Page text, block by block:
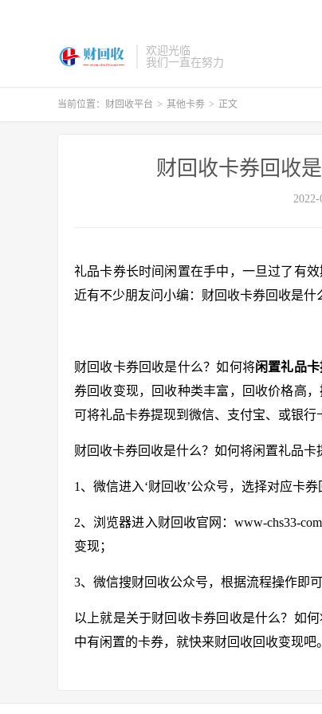
欢迎光临
我们一直在努力
当前位置： 财回收平台 > 其他卡劵 > 正文
财回收卡券回收
2022-
礼品卡券长时间闲置在手中，一旦过了有
近有不少朋友问小编：财回收卡券回收是什
财回收卡券回收是什么？如何将闲置礼品
券回收变现，回收种类丰富，回收价格高
可将礼品卡券提现到微信、支付宝、或银行
财回收卡券回收是什么？如何将闲置礼品卡
1、微信进入‘财回收’公众号，选择对应卡券
2、浏览器进入财回收官网：www-chs33-com
变现；
3、微信搜财回收公众号，根据流程操作即可
以上就是关于财回收卡券回收是什么？如
中有闲置的卡券，就快来财回收回收变现吧。